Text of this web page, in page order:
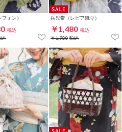
ォン）
税込
込
兵児帯（レピア織り）
￥1,480 税込
￥1,980税込